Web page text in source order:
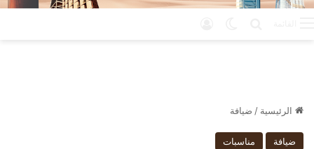
الرئيسية / ضيافة
ضيافة مناسبات